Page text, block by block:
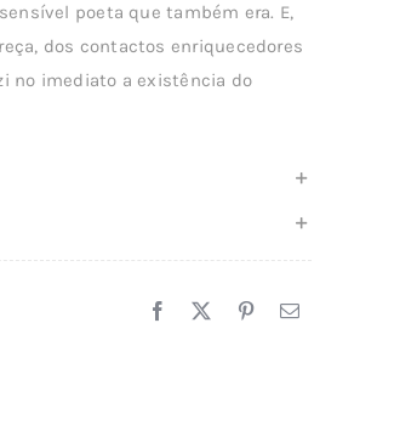
poeta que também era. E,
dos contactos enriquecedores
no imediato a existência do